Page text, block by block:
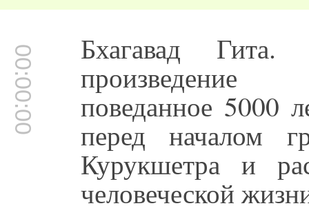
00:00:00 Бхагавад
произведение
поведанное 5000
перед началом
Курукшетра и
человеческой